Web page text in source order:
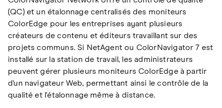
(QC) et un étalonnage centralisés des moniteurs
ColorEdge pour les entreprises ayant plusieurs
créateurs de contenu et éditeurs travaillant sur des
projets communs. Si NetAgent ou ColorNavigator 7 est
installé sur la station de travail, les administrateurs
peuvent gérer plusieurs moniteurs ColorEdge à partir
d'un navigateur Web, permettant ainsi le contrôle de la
qualité et l'étalonnage même à distance.